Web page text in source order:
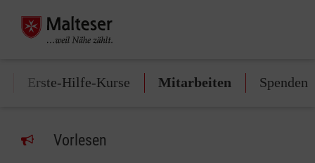
Erste-Hilfe-Kurse Mitarbeiten Spenden
Vorlesen